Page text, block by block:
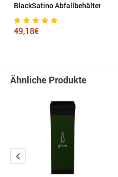
BlackSatino Abfallbehälter
49,18€
Ähnliche Produkte